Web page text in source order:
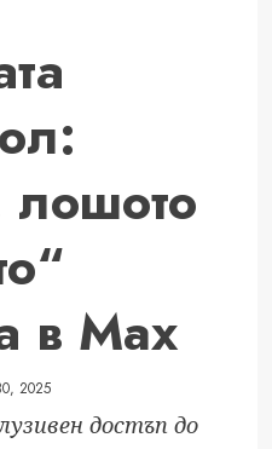
мощност
производителност
в Max
2025
достъп до